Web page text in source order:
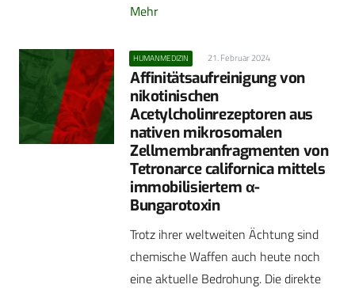
Mehr
HUMANMEDIZIN 21. Februar 2024
Affinitätsaufreinigung von
nikotinischen
Acetylcholinrezeptoren aus
nativen mikrosomalen
Zellmembranfragmenten von
Tetronarce californica mittels
immobilisiertem α-
Bungarotoxin
Trotz ihrer weltweiten Ächtung sind
chemische Waffen auch heute noch
eine aktuelle Bedrohung. Die direkte